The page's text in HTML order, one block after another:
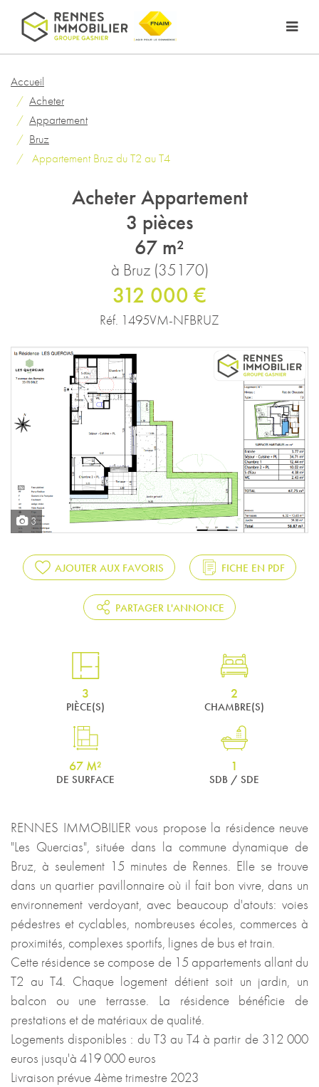
Accueil
Acheter
Appartement
Bruz
Appartement Bruz du T2 au T4
Acheter Appartement
3 pièces
67 m²
à Bruz (35170)
312 000 €
Réf. 1495VM-NFBRUZ
3
AJOUTER AUX FAVORIS FICHE EN PDF
PARTAGER L'ANNONCE
3
PIÈCE(S)
2
CHAMBRE(S)
67 M²
DE SURFACE
1
SDB / SDE
RENNES IMMOBILIER vous propose la résidence neuve
"Les Quercias", située dans la commune dynamique de
Bruz, à seulement 15 minutes de Rennes. Elle se trouve
dans un quartier pavillonnaire où il fait bon vivre, dans un
environnement verdoyant, avec beaucoup d'atouts: voies
pédestres et cyclables, nombreuses écoles, commerces à
proximités, complexes sportifs, lignes de bus et train.
Cette résidence se compose de 15 appartements allant du
T2 au T4. Chaque logement détient soit un jardin, un
balcon ou une terrasse. La résidence bénéficie de
prestations et de matériaux de qualité.
Logements disponibles : du T3 au T4 à partir de 312 000
euros jusqu'à 419 000 euros
Livraison prévue 4ème trimestre 2023